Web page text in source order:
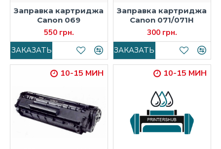
Заправка картриджа
Canon 069
550 грн.
ЗАКАЗАТЬ
Заправка картриджа
Canon 071/071H
300 грн.
ЗАКАЗАТЬ
10-15 МИН 10-15 МИН